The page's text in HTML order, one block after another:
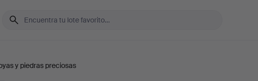
y piedras preciosas